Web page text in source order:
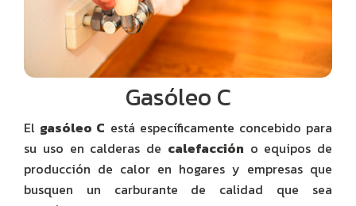
Gasóleo C
El gasóleo C está específicamente concebido para
su uso en calderas de calefacción o equipos de
producción de calor en hogares y empresas que
busquen un carburante de calidad que sea